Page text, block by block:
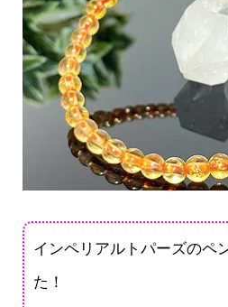
インペリアルトパーズのペ
た！